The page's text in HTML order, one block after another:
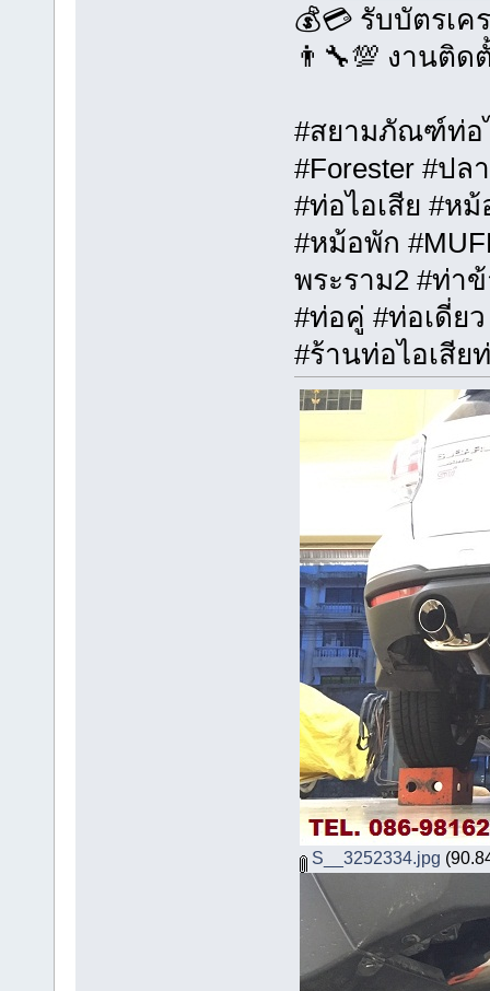
💰💳 รับบัตรเ
👨‍🔧💯 งานติด
#สยามภัณฑ์ท่อไ
#Forester #ป
#ท่อไอเสีย #ห
#หม้อพัก
พระราม2 #ท่า
#ท่อคู่ #ท่อเดี่ย
#ร้านท่อไอเสีย
S__3252334.jpg